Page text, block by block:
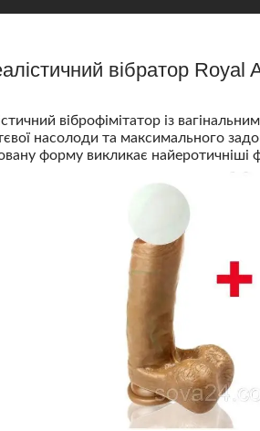
вібратор
віброфімітатор із
насолоди та максимального
форму викликає найеротичніші